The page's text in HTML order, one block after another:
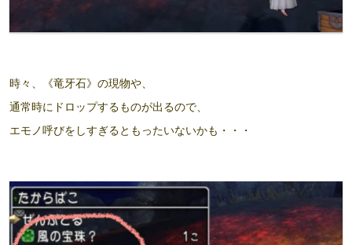
時々、《竜牙石》の現物や、
通常時にドロップするものが出るので、
エモノ呼びをしすぎるともったいないかも・・・